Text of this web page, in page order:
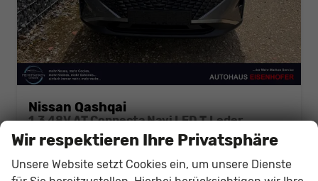
Nissan Qashqai
1.3 48V AT Connecta Navi LED T.Leder
unverbindliche Lieferzeit: 10 Tage Neuwagen
Fahrzeugnr. 140644 Getriebe Automatik
Wir respektieren Ihre Privatsphäre
Unsere Website setzt Cookies ein, um unsere Dienste